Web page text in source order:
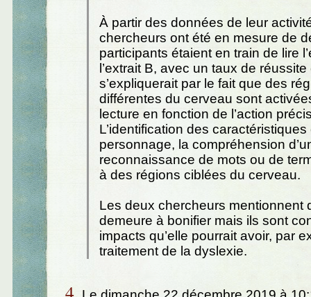
À partir des données de leur
chercheurs ont été en mesure de
participants étaient en train de lire
l’extrait B, avec un taux de
s’expliquerait par le fait que des
différentes du cerveau sont
lecture en fonction de l’action
L’identification des caractéristiques
personnage, la compréhension
reconnaissance de mots ou de
à des régions ciblées du cerveau.
Les deux chercheurs mentionnent
demeure à bonifier mais ils sont
impacts qu’elle pourrait avoir, par
traitement de la dyslexie.
4.